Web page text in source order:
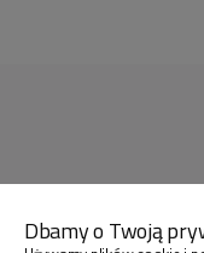
Dbamy o Twoją